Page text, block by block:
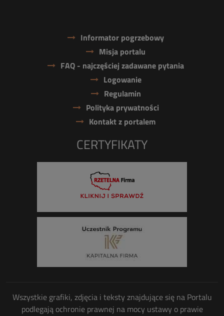
Informator pogrzebowy
Misja portalu
FAQ - najczęściej zadawane pytania
Logowanie
Regulamin
Polityka prywatności
Kontakt z portalem
CERTYFIKATY
Wszystkie grafiki, zdjęcia i teksty znajdujące się na Portalu
podlegają ochronie prawnej na mocy ustawy o prawie